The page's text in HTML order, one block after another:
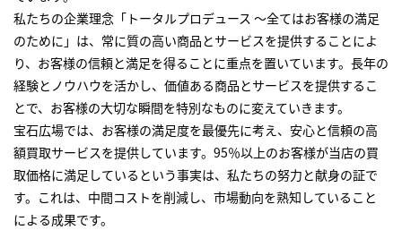
私たちの企業理念「トータルプロデュース ～全てはお客様の満足
のために」は、常に質の高い商品とサービスを提供することによ
り、お客様の信頼と満足を得ることに重点を置いています。長年の
経験とノウハウを活かし、価値ある商品とサービスを提供するこ
とで、お客様の大切な瞬間を特別なものに変えていきます。
宝石広場では、お客様の満足度を最優先に考え、安心と信頼の高
額買取サービスを提供しています。95％以上のお客様が当店の買
取価格に満足しているという事実は、私たちの努力と献身の証で
す。これは、中間コストを削減し、市場動向を熟知していること
による成果です。